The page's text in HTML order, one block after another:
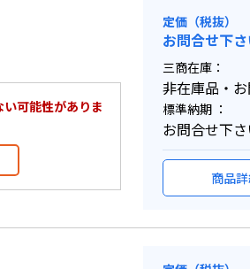
可能性がありま
定価（税抜）
お問合せ下
三商在庫：
非在庫品・
標準納期 ：
お問合せ下
商品